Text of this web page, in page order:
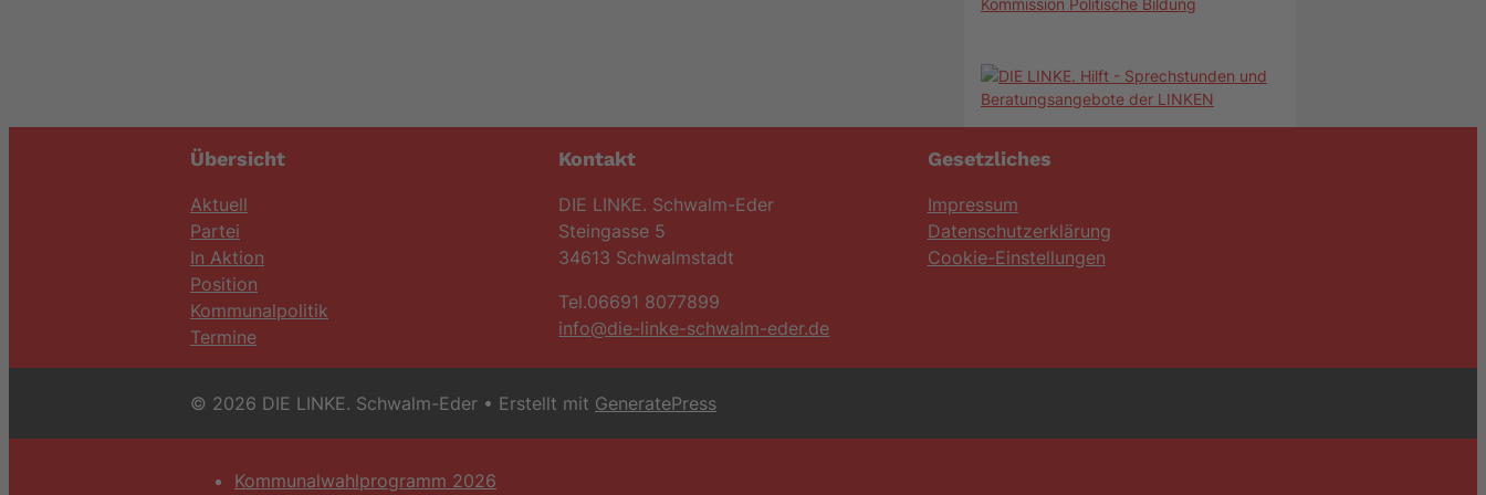
Kommission Politische Bildung
Übersicht
Aktuell
Partei
In Aktion
Position
Kommunalpolitik
Termine
Kontakt
DIE LINKE. Schwalm-Eder
Steingasse 5
34613 Schwalmstadt
Tel.06691 8077899
info@die-linke-schwalm-eder.de
Gesetzliches
Impressum
Datenschutzerklärung
Cookie-Einstellungen
© 2026 DIE LINKE. Schwalm-Eder • Erstellt mit GeneratePress
Kommunalwahlprogramm 2026